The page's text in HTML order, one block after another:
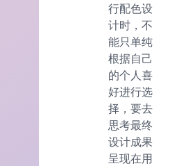
行配色设
计时，不
能只单纯
根据自己
的个人喜
好进行选
择，要去
思考最终
设计成果
呈现在用